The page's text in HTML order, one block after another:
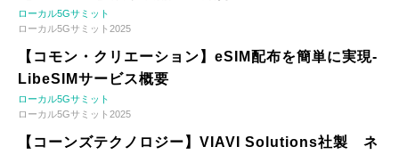
ローカル5Gサミット
ローカル5Gサミット2025
【コモン・クリエーション】eSIM配布を簡単に実現-
LibeSIMサービス概要
ローカル5Gサミット
ローカル5Gサミット2025
【コーンズテクノロジー】VIAVI Solutions社製 ネ